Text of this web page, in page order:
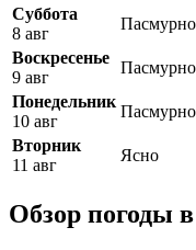
Суббота
8 авг
Пасмурно
Воскресенье
9 авг
Пасмурно
Понедельник
10 авг
Пасмурно
Вторник
11 авг
Ясно
Обзор погоды